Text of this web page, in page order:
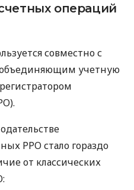
операций
совместно с
объединяющим учетную
РРО стало гораздо
от классических